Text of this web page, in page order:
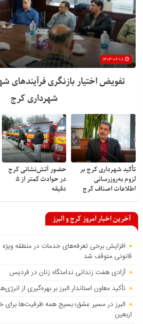
تفویض اختیار بازنگری فرآیندهای
شهرداری کرج
تأکید شهرداری کرج بر
لزوم به‌روزرسانی
اطلاعات اصناف کرج
حضور آتش‌نشانی کرج
در حوادث کمتر از ۵
دقیقه
آخرین اخبار امروز کرج و البرز
افزایش برخی تعرفه‌های خدمات در منطقه ویژه
قانونی متوقف شد
آزادی هفت زندانی ندامتگاه زنان در فردیس
تأکید معاون استاندار البرز بر بهره‌گیری از
البرز در مسیر عشق؛ بسیج همه ظرفیت‌ها برای
اربعین